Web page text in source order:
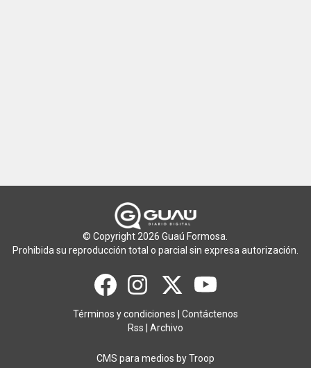
© Copyright 2026 Guaú Formosa.
Prohibida su reproducción total o parcial sin expresa autorización.
Términos y condiciones
Contáctenos
Rss
Archivo
CMS para medios byTroop